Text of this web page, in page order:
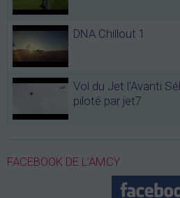
DNA Chillout 1
Vol du Jet l'Avanti
piloté par jet7
FACEBOOK DE L'AMCY